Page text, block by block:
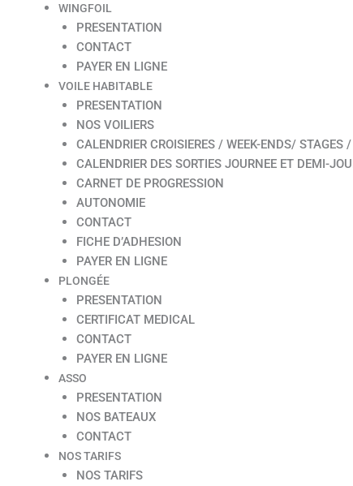
WINGFOIL
PRESENTATION
CONTACT
PAYER EN LIGNE
VOILE HABITABLE
PRESENTATION
NOS VOILIERS
CALENDRIER CROISIERES / WEEK-ENDS/ STAGES
CALENDRIER DES SORTIES JOURNEE ET DEMI-
CARNET DE PROGRESSION
AUTONOMIE
CONTACT
FICHE D’ADHESION
PAYER EN LIGNE
PLONGÉE
PRESENTATION
CERTIFICAT MEDICAL
CONTACT
PAYER EN LIGNE
ASSO
PRESENTATION
NOS BATEAUX
CONTACT
NOS TARIFS
NOS TARIFS